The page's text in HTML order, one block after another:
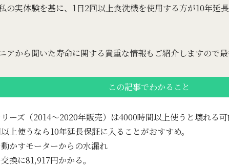
の実体験を基に、1日2回以上食洗機を使用する方が10年延
アから聞いた寿命に関する貴重な情報もご紹介しますので最
この記事でわかること
ーズ（2014～2020年販売）は4000時間以上使うと壊れる可
上使うなら10年延長保証に入ることがおすすめ。
かすモーターからの水漏れ
換に81,917円かかる。